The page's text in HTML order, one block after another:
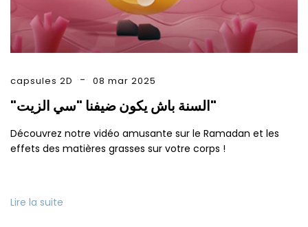
capsules 2D 08 mar 2025
"السنة باش يكون ضيفنا "سي الزيت"
Découvrez notre vidéo amusante sur le Ramadan et les
effets des matières grasses sur votre corps !
Lire la suite